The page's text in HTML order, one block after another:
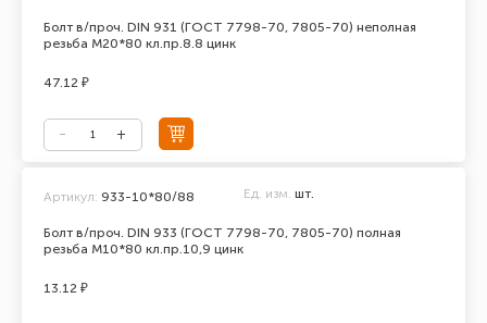
Болт в/проч. DIN 931 (ГОСТ 7798-70, 7805-70) неполная
резьба М20*80 кл.пр.8.8 цинк
47.12 ₽
Болт в/проч. DIN 933 (ГОСТ 7798-70, 7805-70) полная
резьба М10*80 кл.пр.10,9 цинк
Артикул: 933-10*80/88 Ед. изм. шт.
13.12 ₽